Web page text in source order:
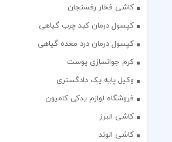
کاشی فخار رفسنجان
کپسول درمان کبد چرب گیاهی
کپسول درمان درد معده گیاهی
کرم جوانسازی پوست
وکیل پایه یک دادگستری
فروشگاه لوازم یدکی کامیون
کاشی البرز
کاشی الوند